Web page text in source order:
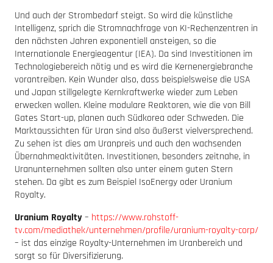
Und auch der Strombedarf steigt. So wird die künstliche
Intelligenz, sprich die Stromnachfrage von KI-Rechenzentren in
den nächsten Jahren exponentiell ansteigen, so die
Internationale Energieagentur (IEA). Da sind Investitionen im
Technologiebereich nötig und es wird die Kernenergiebranche
vorantreiben. Kein Wunder also, dass beispielsweise die USA
und Japan stillgelegte Kernkraftwerke wieder zum Leben
erwecken wollen. Kleine modulare Reaktoren, wie die von Bill
Gates Start-up, planen auch Südkorea oder Schweden. Die
Marktaussichten für Uran sind also äußerst vielversprechend.
Zu sehen ist dies am Uranpreis und auch den wachsenden
Übernahmeaktivitäten. Investitionen, besonders zeitnahe, in
Uranunternehmen sollten also unter einem guten Stern
stehen. Da gibt es zum Beispiel IsoEnergy oder Uranium
Royalty.
Uranium Royalty– https://www.rohstoff-
tv.com/mediathek/unternehmen/profile/uranium-royalty-corp/
– ist das einzige Royalty-Unternehmen im Uranbereich und
sorgt so für Diversifizierung.